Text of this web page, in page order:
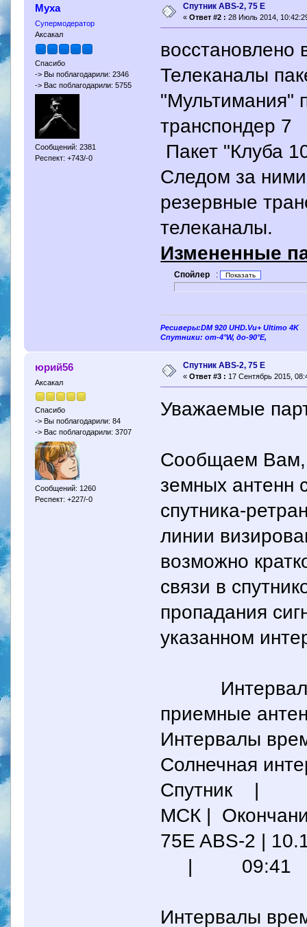
Муха
Супермодератор
Аксакал
Спасибо
-> Вы поблагодарили: 2346
-> Вас поблагодарили: 5755
Сообщений: 2381
Респект: +743/-0
Спутник ABS-2, 75 Е
« Ответ #2 : 28 Июль 2014,
Телеканалы
"Мультимания"
транспондер 7
Пакет "Клуба
Следом за
резервные
телеканалы.
Измененные
Спойлер :
Ресиверы:DM 920 UHD.Vu+ Ultimo 4K
Спутники: от-4°W, до-90°E,
юрий56
Аксакал
Спасибо
-> Вы поблагодарили: 84
-> Вас поблагодарили: 3707
Сообщений: 1260
Респект: +227/-0
Спутник ABS-2, 75 Е
« Ответ #3 : 17 Сентябрь 2015,
Уважаемые
Сообщаем Вам,
земных антенн
спутника-
линии
возможно
связи в
пропадания
указанном
Интервалы
приемные
Интервалы
Солнечная
Спутник |
МСК |
75E ABS-2 |
|
Интервалы